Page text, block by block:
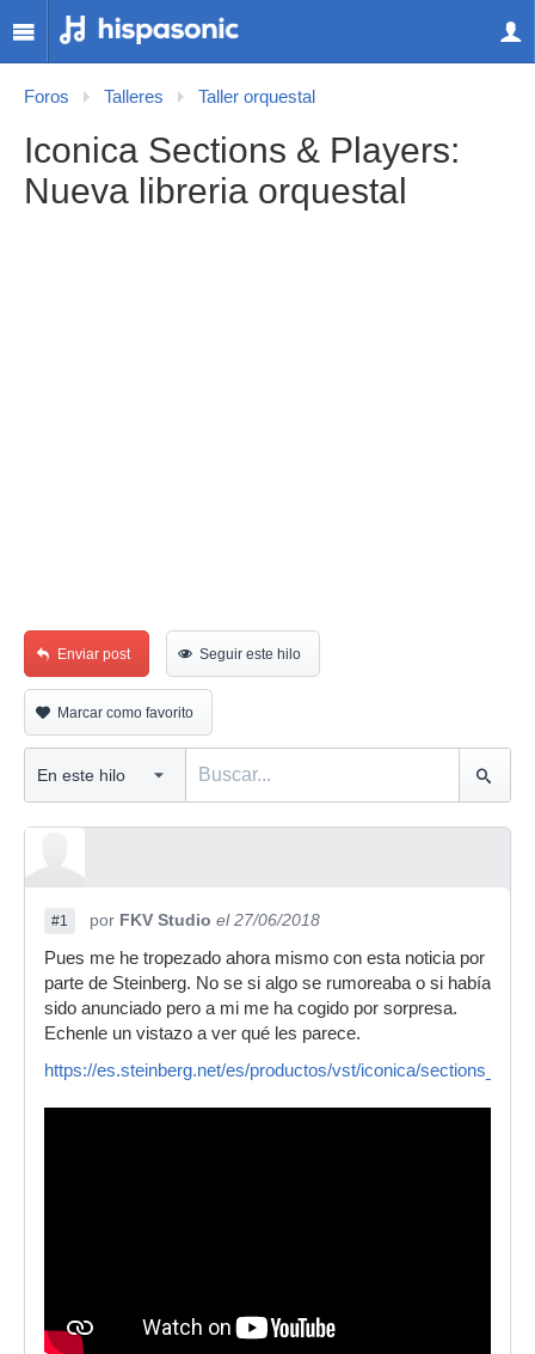
Foros Talleres Taller orquestal
Iconica Sections & Players:
Nueva libreria orquestal
Enviar post Seguir este hilo
Marcar como favorito
#1 por FKV Studio el 27/06/2018
Pues me he tropezado ahora mismo con esta noticia por
parte de Steinberg. No se si algo se rumoreaba o si había
sido anunciado pero a mi me ha cogido por sorpresa.
Echenle un vistazo a ver qué les parece.
https://es.steinberg.net/es/productos/vst/iconica/